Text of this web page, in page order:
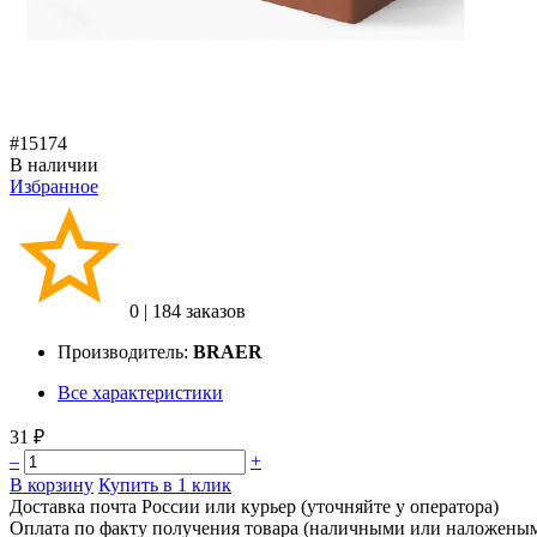
#15174
В наличии
Избранное
0 | 184 заказов
Производитель: BRAER
Все характеристики
31 ₽
–
+
В корзину Купить в 1 клик
Доставка почта России или курьер (уточняйте у оператора)
Оплата по факту получения товара (наличными или